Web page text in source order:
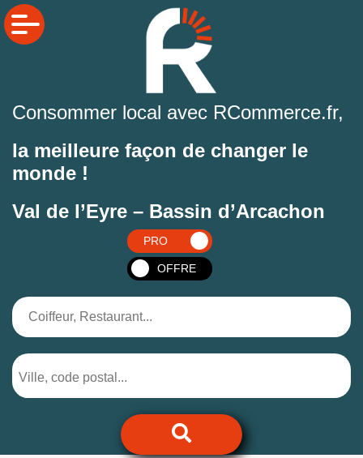
Consommer local avec RCommerce.fr,
la meilleure façon de changer le
monde !
Val de l’Eyre – Bassin d’Arcachon
PRO
OFFRE